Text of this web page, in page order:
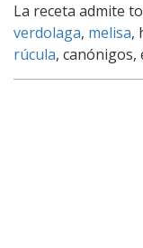
La receta admite
verdolaga, melisa,
rúcula, canónigos,